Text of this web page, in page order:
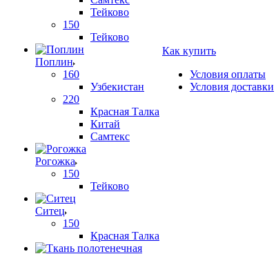
Тейково
150
Тейково
Поплин
160
Узбекистан
220
Красная Талка
Китай
Самтекс
Рогожка
150
Тейково
Ситец
150
Красная Талка
Как купить
Условия оплаты
Условия доставки